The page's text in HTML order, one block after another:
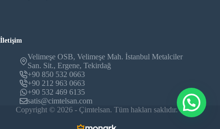
İletişim
Velimeşe OSB, Velimeşe Mah. İstanbul Metalciler
San. Sit., Ergene, Tekirdağ
+90 850 532 0663
+90 212 963 0663
+90 532 469 6135
satis@cimtelsan.com
Copyright © 2026 - Çimtelsan. Tüm hakları saklıdır.